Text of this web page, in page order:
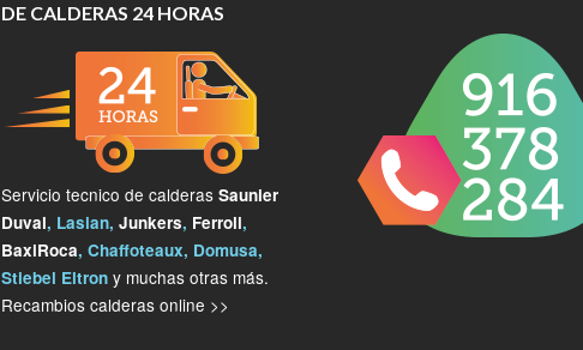
DE CALDERAS 24 HORAS
Servicio tecnico de calderas Saunier
Duval, Lasian, Junkers, Ferroli,
BaxiRoca, Chaffoteaux, Domusa,
Stiebel Eltrony muchas otras más.
Recambios calderas online >>